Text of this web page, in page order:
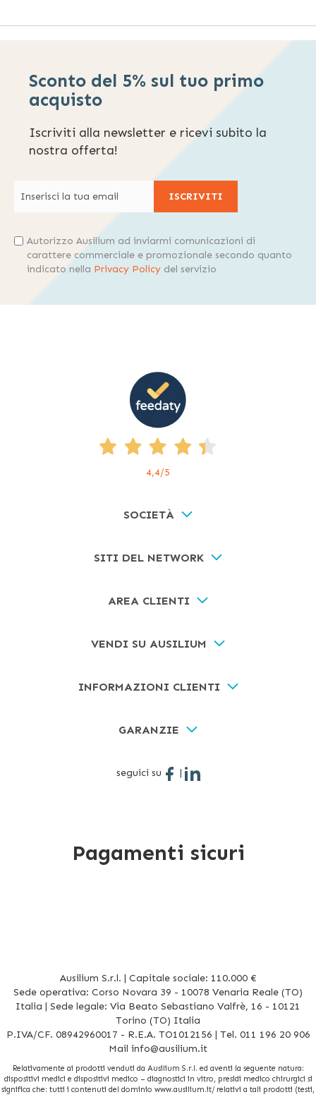
Sconto del 5% sul tuo primo
acquisto
Iscriviti alla newsletter e ricevi subito la
nostra offerta!
ISCRIVITI
Autorizzo Ausilium ad inviarmi comunicazioni di
carattere commerciale e promozionale secondo quanto
indicato nella Privacy Policy del servizio
4,4/5
SOCIETÀ
SITI DEL NETWORK
AREA CLIENTI
VENDI SU AUSILIUM
INFORMAZIONI CLIENTI
GARANZIE
seguici su |
Pagamenti sicuri
Ausilium S.r.l. | Capitale sociale: 110.000 €
Sede operativa: Corso Novara 39 - 10078 Venaria Reale (TO)
Italia | Sede legale: Via Beato Sebastiano Valfrè, 16 - 10121
Torino (TO) Italia
P.IVA/CF. 08942960017 - R.E.A. TO1012156 | Tel. 011 196 20 906
Mail info@ausilium.it
Relativamente ai prodotti venduti da Ausilium S.r.l. ed aventi la seguente natura:
dispositivi medici e dispositivi medico – diagnostici in vitro, presidi medico chirurgici si
significa che: tutti i contenuti del dominio www.ausilium.it/ relativi a tali prodotti (testi,